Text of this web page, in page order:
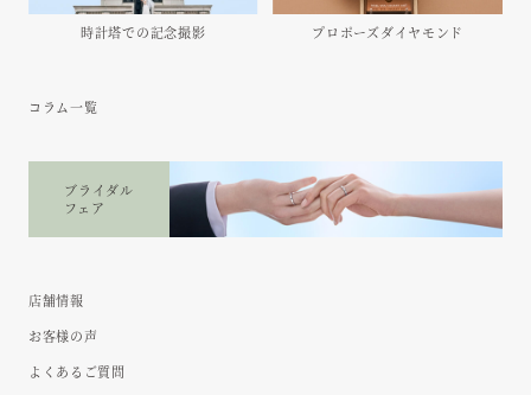
時計塔での記念撮影 プロポーズダイヤモンド
コラム一覧
ブライダル
フェア
店舗情報
お客様の声
よくあるご質問